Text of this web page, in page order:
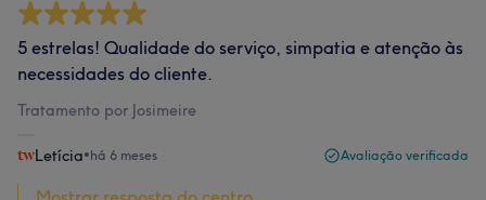
5 estrelas! Qualidade do serviço, simpatia e atenção às
necessidades do cliente.
Tratamento por Josimeire
Letícia•há 6 meses Avaliação verificada